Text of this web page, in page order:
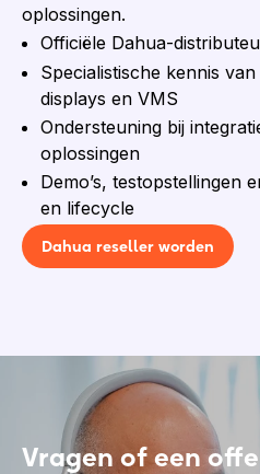
oplossingen.
Officiële Dahua-
Specialistische kennis
displays en VMS
Ondersteuning bij
oplossingen
Demo’s, testopstellingen
en lifecycle
Dahua reseller worden
Vragen of een